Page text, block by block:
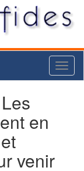
en
venir